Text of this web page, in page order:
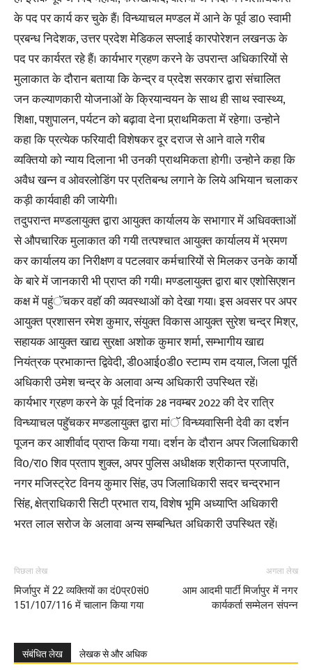
के पद पर कार्य कर चुके हैं। विन्ध्याचल मण्डल में आने के पूर्व डा0 स्वामी
प्रबन्ध निदेशक, उत्तर प्रदेश मेडिकल सप्लाई कारपोरेशन लखनऊ के
पद पर कार्यरत रहे हैं। कार्यभार ग्रहण करने के उपरान्त अधिकारियों से
मुलाकात के दौरान बताया कि केन्द्र व प्रदेश सरकार द्वारा संचालित
जन कल्याणकारी योजनाओं के क्रियान्वयन के साथ ही साथ स्वास्थ्य,
शिक्षा, पशुपालन, पर्यटन को बढ़ावा देना प्र्राथमिकता में रहेगा। उन्होने
कहा कि प्रत्येक फरियादी विशेषकर दूर दराज से आने वाले गरीब
व्यक्तियो को न्याय दिलाना भी उनकी प्राथमिकता होगी। उन्होने कहा कि
अवैध खन्न व ओवरलोडिंग पर प्रतिबन्ध लगाने के लिये अभियान चलाकर
कड़ी कार्यवाही की जायेगी।
तदुपरान्त मण्डलायुक्त द्वारा आयुक्त कार्यालय के सभागार में अधिवक्ताओं
से औपचारिक मुलाकात की गयी तत्पश्चात आयुक्त कार्यालय में भ्रमण
कर कार्यालय का निरीक्षण व पटलवार कर्मचारियों से मिलकर उनके कार्यो
के बारे में जानकारी भी प्राप्त की गयी। मण्डलायुक्त द्वारा बार एशोसिएशन
कक्ष में पहुंॅचकर वहाॅ की व्यवस्थाओं को देखा गया। इस अवसर पर अपर
आयुक्त प्रशासन रमेश कुमार, संयुक्त विकास आयुक्त सुरेश चन्द्र मिश्र,
सहायक आयुक्त खाद्य सुरक्षा अशोक कुमार शर्मा, सम्भागीय खाद्य
नियंत्रक प्रभाकान्त द्विवेदी, डी0आई0डी0 स्टाम्प राम दयाल, जिला पूर्ति
अधिकारी उमेश चन्द्र के अलावा अन्य अधिकारी उपस्थित रहें।
कार्यभार ग्रहण करने के पूर्व दिनांक 28 नवम्बर 2022 की देर रात्रि
विन्ध्याचल पहुॅचकर मण्डलायुक्त द्वारा मांॅ विन्ध्यवासिनी देवी का दर्शन
पूजन कर आशीर्वाद प्राप्त किया गया। दर्शन के दौरान अपर जिलाधिकारी
वि0/रा0 शिव प्रताप शुक्ल, अपर पुलिस अधीक्षक श्रीकान्त प्रजापति,
नगर मजिस्ट्रेट विनय कुमार सिंह, उप जिलाधिकारी सदर चन्द्रभान
सिंह, क्षेत्राधिकारी सिटी प्रभात राय, विशेष भूमि अध्याप्ति अधिकारी
भरत लाल सरोज के अलावा अन्य सम्बन्धित अधिकारी उपस्थित रहें।
पिछला लेख
मिर्जापुर में 22 व्यक्तियों का दं0प्र0सं0
151/107/116 में चालान किया गया
अगला लेख
आम आदमी पार्टी मिर्जापुर में नगर
कार्यकर्ता सम्मेलन संपन्न
संबंधित लेख लेखक से और अधिक